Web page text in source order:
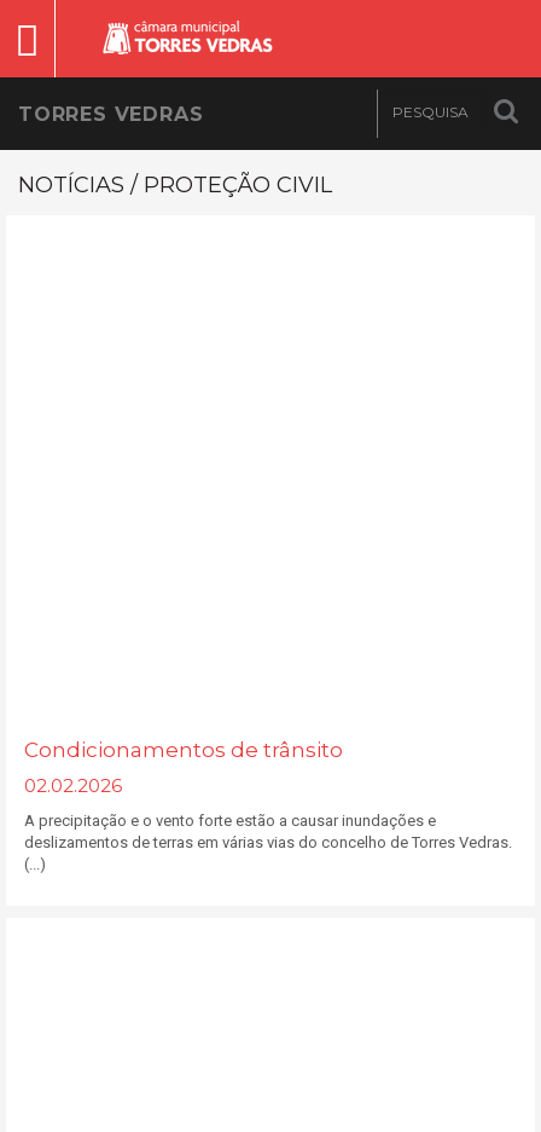
TORRES VEDRAS
NOTÍCIAS / PROTEÇÃO CIVIL
Condicionamentos de trânsito
02.02.2026
A precipitação e o vento forte estão a causar inundações e
deslizamentos de terras em várias vias do concelho de Torres Vedras.
(...)